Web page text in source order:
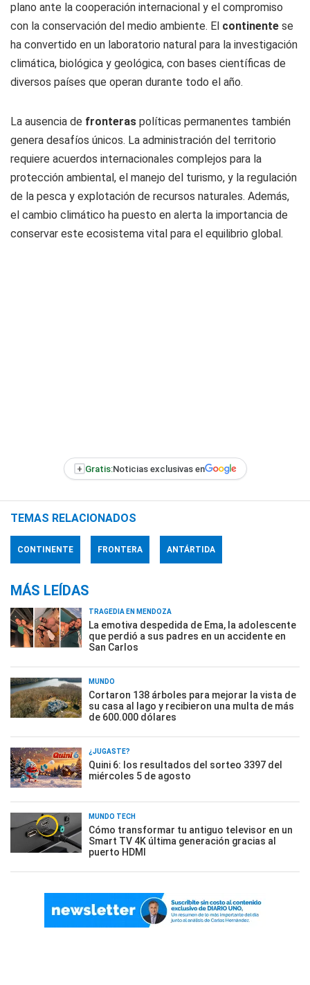
plano ante la cooperación internacional y el compromiso
con la conservación del medio ambiente. El continente se
ha convertido en un laboratorio natural para la investigación
climática, biológica y geológica, con bases científicas de
diversos países que operan durante todo el año.
La ausencia de fronteras políticas permanentes también
genera desafíos únicos. La administración del territorio
requiere acuerdos internacionales complejos para la
protección ambiental, el manejo del turismo, y la regulación
de la pesca y explotación de recursos naturales. Además,
el cambio climático ha puesto en alerta la importancia de
conservar este ecosistema vital para el equilibrio global.
+ Gratis:Noticias exclusivas en
TEMAS RELACIONADOS
CONTINENTE FRONTERA ANTÁRTIDA
MÁS LEÍDAS
TRAGEDIA EN MENDOZA
La emotiva despedida de Ema, la adolescente
que perdió a sus padres en un accidente en
San Carlos
MUNDO
Cortaron 138 árboles para mejorar la vista de
su casa al lago y recibieron una multa de más
de 600.000 dólares
¿JUGASTE?
Quini 6: los resultados del sorteo 3397 del
miércoles 5 de agosto
MUNDO TECH
Cómo transformar tu antiguo televisor en un
Smart TV 4K última generación gracias al
puerto HDMI